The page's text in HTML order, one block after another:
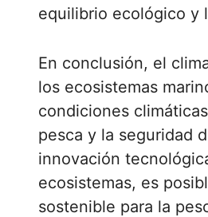
equilibrio ecológico y
En conclusión, el
los ecosistemas
condiciones
pesca y la seguridad
innovación
ecosistemas, es
sostenible para la